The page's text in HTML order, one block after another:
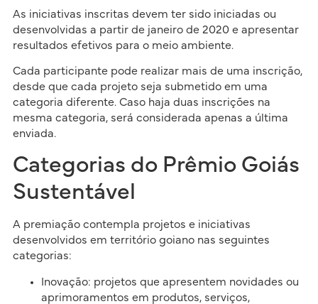
As iniciativas inscritas devem ter sido iniciadas ou
desenvolvidas a partir de janeiro de 2020 e apresentar
resultados efetivos para o meio ambiente.
Cada participante pode realizar mais de uma inscrição,
desde que cada projeto seja submetido em uma
categoria diferente. Caso haja duas inscrições na
mesma categoria, será considerada apenas a última
enviada.
Categorias do Prêmio Goiás
Sustentável
A premiação contempla projetos e iniciativas
desenvolvidos em território goiano nas seguintes
categorias:
Inovação: projetos que apresentem novidades ou
aprimoramentos em produtos, serviços,